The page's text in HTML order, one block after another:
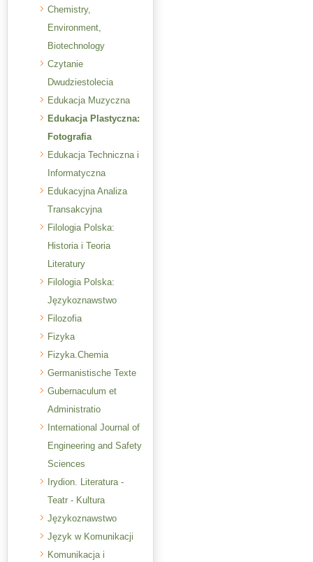
Chemistry,
Environment,
Biotechnology
Czytanie
Dwudziestolecia
Edukacja Muzyczna
Edukacja Plastyczna:
Fotografia
Edukacja Techniczna i
Informatyczna
Edukacyjna Analiza
Transakcyjna
Filologia Polska:
Historia i Teoria
Literatury
Filologia Polska:
Językoznawstwo
Filozofia
Fizyka
Fizyka.Chemia
Germanistische Texte
Gubernaculum et
Administratio
International Journal of
Engineering and Safety
Sciences
Irydion. Literatura -
Teatr - Kultura
Językoznawstwo
Język w Komunikacji
Komunikacja i